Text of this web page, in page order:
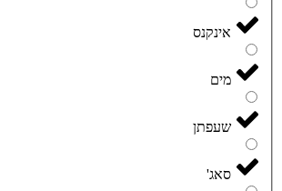
אינקנס
מים
שעפתן
סאג'